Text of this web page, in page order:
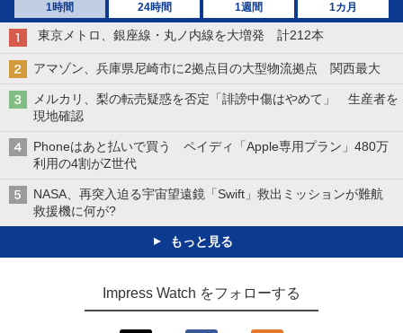
1時間 24時間 1週間 1カ月
東京メトロ、銀座線・丸ノ内線を大増発 計212本
アマゾン、兵庫県尼崎市に2拠点目の大型物流拠点 関西最大
メルカリ、梨の転売疑惑を否定「誹謗中傷はやめて」 生産者を
現地確認
Phoneはあと払いで買う ペイディ「Apple専用プラン」480万
利用の4割がZ世代
NASA、再突入迫る宇宙望遠鏡「Swift」救出ミッションが難航
救援機に何が?
もっと見る
Impress Watch をフォローする